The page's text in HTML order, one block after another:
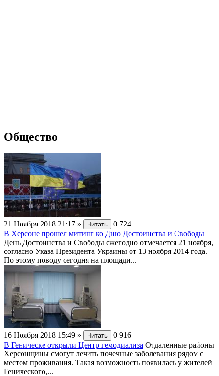
Общество
21 Ноября 2018 21:17 » Читать 0 724
В Херсоне прошел митинг ко Дню Достоинства и Свободы
День Достоинства и Свободы ежегодно отмечается 21 ноября,
согласно Указа Президента Украины от 13 ноября 2014 года.
По этому поводу сегодня на площади...
16 Ноября 2018 15:49 » Читать 0 916
В Геническе открыли Центр гемодиализа Отдаленные районы
Херсонщины смогут лечить почечные заболевания рядом с
местом проживания. Такая возможность появилась у жителей
Генического,...